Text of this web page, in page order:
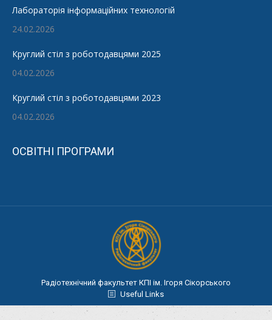
Лабораторія інформаційних технологій
24.02.2026
Круглий стіл з роботодавцями 2025
04.02.2026
Круглий стіл з роботодавцями 2023
04.02.2026
ОСВІТНІ ПРОГРАМИ
Радіотехнічний факультет КПІ ім. Ігоря Сікорського
Useful Links